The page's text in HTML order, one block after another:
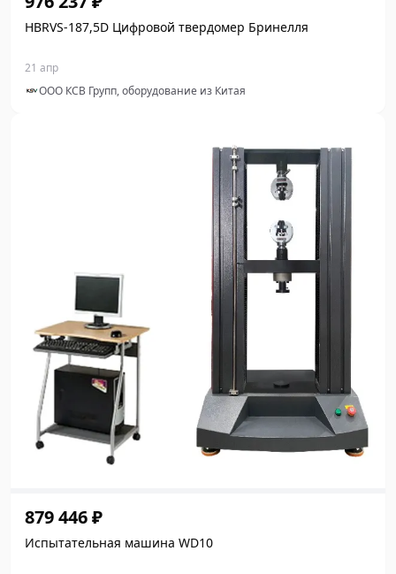
HBRVS-187,5D Цифровой твердомер Бринелля
21 апр
ООО КСВ Групп, оборудование из Китая
879 446 ₽
Испытательная машина WD10